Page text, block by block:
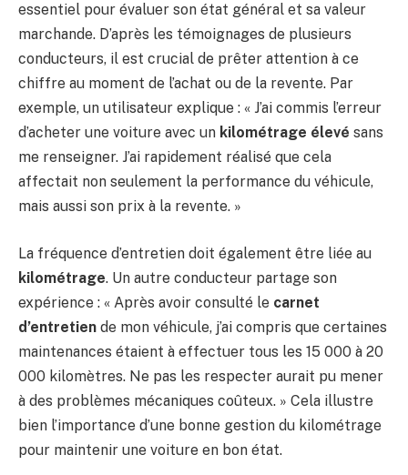
essentiel pour évaluer son état général et sa valeur
marchande. D’après les témoignages de plusieurs
conducteurs, il est crucial de prêter attention à ce
chiffre au moment de l’achat ou de la revente. Par
exemple, un utilisateur explique : « J’ai commis l’erreur
d’acheter une voiture avec un kilométrage élevé sans
me renseigner. J’ai rapidement réalisé que cela
affectait non seulement la performance du véhicule,
mais aussi son prix à la revente. »
La fréquence d’entretien doit également être liée au
kilométrage. Un autre conducteur partage son
expérience : « Après avoir consulté le carnet
d’entretien de mon véhicule, j’ai compris que certaines
maintenances étaient à effectuer tous les 15 000 à 20
000 kilomètres. Ne pas les respecter aurait pu mener
à des problèmes mécaniques coûteux. » Cela illustre
bien l’importance d’une bonne gestion du kilométrage
pour maintenir une voiture en bon état.